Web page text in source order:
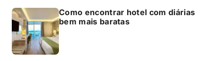
Como encontrar hotel com diárias
bem mais baratas